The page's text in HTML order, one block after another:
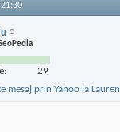
21:30
29